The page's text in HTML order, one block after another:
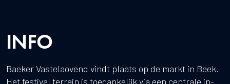
INFO
Baeker Vastelaovend vindt plaats op de markt in Beek.
Het festival terrein is toegankelijk via een centrale in-